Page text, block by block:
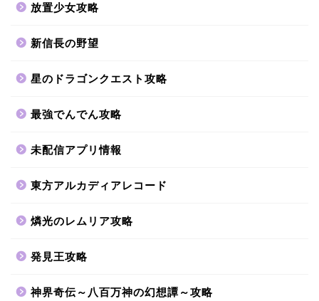
放置少女攻略
新信長の野望
星のドラゴンクエスト攻略
最強でんでん攻略
未配信アプリ情報
東方アルカディアレコード
燐光のレムリア攻略
発見王攻略
神界奇伝～八百万神の幻想譚～攻略